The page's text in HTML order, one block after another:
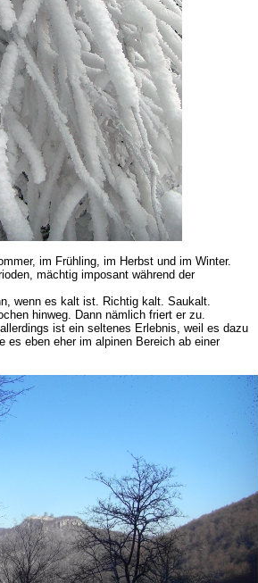
im Frühling, im Herbst und im Winter.
mächtig imposant während der
wenn es kalt ist. Richtig kalt. Saukalt.
hinweg. Dann nämlich friert er zu.
ist ein seltenes Erlebnis, weil es dazu
es eben eher im alpinen Bereich ab einer